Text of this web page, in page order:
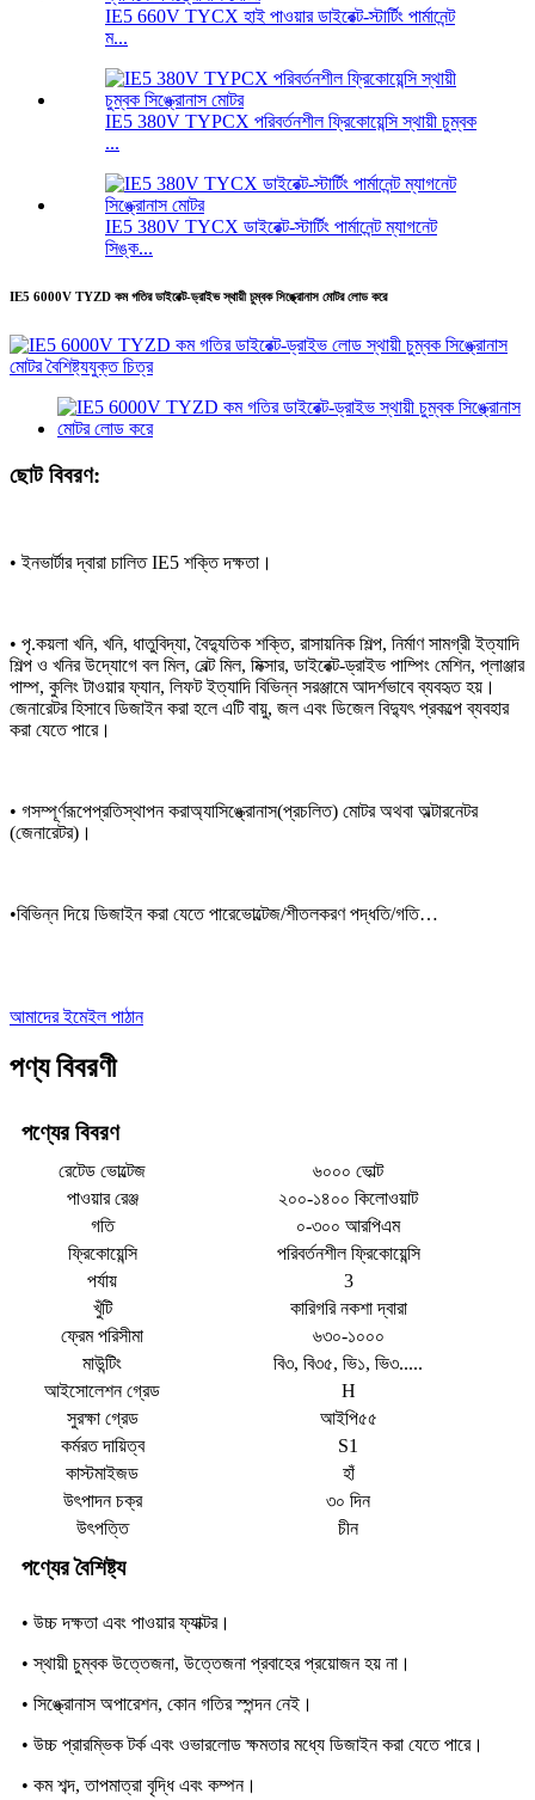
IE5 660V TYCX হাই পাওয়ার ডাইরেক্ট-স্টার্টিং পার্মানেন্ট
ম...
IE5 380V TYPCX পরিবর্তনশীল ফ্রিকোয়েন্সি স্থায়ী চুম্বক
...
IE5 380V TYCX ডাইরেক্ট-স্টার্টিং পার্মানেন্ট ম্যাগনেট
সিঙ্ক...
IE5 6000V TYZD কম গতির ডাইরেক্ট-ড্রাইভ স্থায়ী চুম্বক সিঙ্ক্রোনাস মোটর লোড করে
ছোট বিবরণ:
• ইনভার্টার দ্বারা চালিত IE5 শক্তি দক্ষতা।
• পৃ.কয়লা খনি, খনি, ধাতুবিদ্যা, বৈদ্যুতিক শক্তি, রাসায়নিক শিল্প, নির্মাণ সামগ্রী ইত্যাদি
শিল্প ও খনির উদ্যোগে বল মিল, বেল্ট মিল, মিক্সার, ডাইরেক্ট-ড্রাইভ পাম্পিং মেশিন, প্লাঞ্জার
পাম্প, কুলিং টাওয়ার ফ্যান, লিফট ইত্যাদি বিভিন্ন সরঞ্জামে আদর্শভাবে ব্যবহৃত হয়।
জেনারেটর হিসাবে ডিজাইন করা হলে এটি বায়ু, জল এবং ডিজেল বিদ্যুৎ প্রকল্পে ব্যবহার
করা যেতে পারে।
• গসম্পূর্ণরূপেপ্রতিস্থাপন করাঅ্যাসিঙ্ক্রোনাস(প্রচলিত) মোটর অথবা অল্টারনেটর
(জেনারেটর)।
•বিভিন্ন দিয়ে ডিজাইন করা যেতে পারেভোল্টেজ/শীতলকরণ পদ্ধতি/গতি…
আমাদের ইমেইল পাঠান
পণ্য বিবরণী
পণ্যের বিবরণ
রেটেড ভোল্টেজ
৬০০০ ভোল্ট
পাওয়ার রেঞ্জ
২০০-১৪০০ কিলোওয়াট
গতি
০-৩০০ আরপিএম
ফ্রিকোয়েন্সি
পরিবর্তনশীল ফ্রিকোয়েন্সি
পর্যায়
3
খুঁটি
কারিগরি নকশা দ্বারা
ফ্রেম পরিসীমা
৬৩০-১০০০
মাউন্টিং
বি৩, বি৩৫, ভি১, ভি৩.....
আইসোলেশন গ্রেড
H
সুরক্ষা গ্রেড
আইপি৫৫
কর্মরত দায়িত্ব
S1
কাস্টমাইজড
হাঁ
উৎপাদন চক্র
৩০ দিন
উৎপত্তি
চীন
পণ্যের বৈশিষ্ট্য
• উচ্চ দক্ষতা এবং পাওয়ার ফ্যাক্টর।
• স্থায়ী চুম্বক উত্তেজনা, উত্তেজনা প্রবাহের প্রয়োজন হয় না।
• সিঙ্ক্রোনাস অপারেশন, কোন গতির স্পন্দন নেই।
• উচ্চ প্রারম্ভিক টর্ক এবং ওভারলোড ক্ষমতার মধ্যে ডিজাইন করা যেতে পারে।
• কম শব্দ, তাপমাত্রা বৃদ্ধি এবং কম্পন।